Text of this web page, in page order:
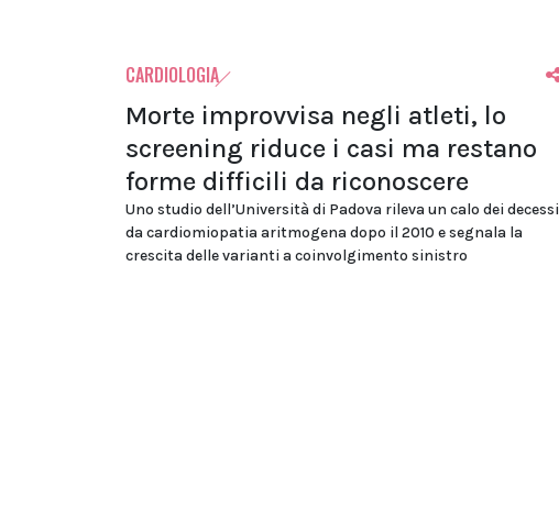
CARDIOLOGIA
Morte improvvisa negli atleti, lo
screening riduce i casi ma restano
forme difficili da riconoscere
Uno studio dell’Università di Padova rileva un calo dei decessi
da cardiomiopatia aritmogena dopo il 2010 e segnala la
crescita delle varianti a coinvolgimento sinistro